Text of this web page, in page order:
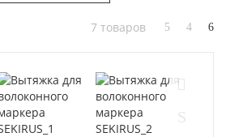
7 товаров